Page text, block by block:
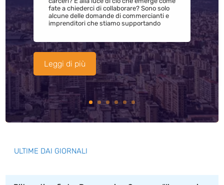
fate a chiederci di collaborare? Sono solo
alcune delle domande di commercianti e
imprenditori che stiamo supportando
Leggi di più
ULTIME DAI GIORNALI